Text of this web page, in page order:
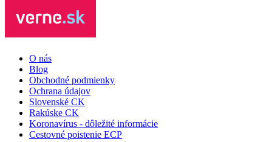
O nás
Blog
Obchodné podmienky
Ochrana údajov
Slovenské CK
Rakúske CK
Koronavírus - dôležité informácie
Cestovné poistenie ECP